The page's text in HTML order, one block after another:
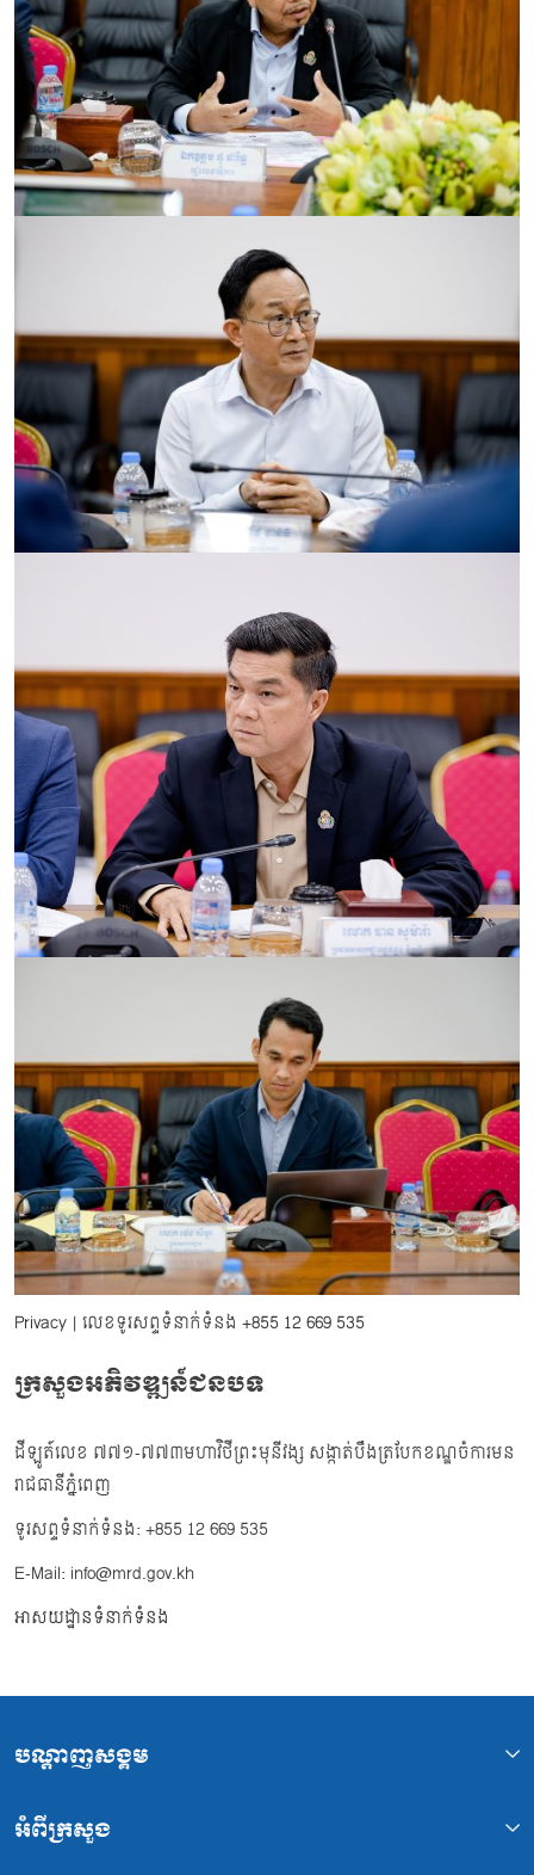
Privacy | លេខទូរសព្ទទំនាក់ទំនង +855 12 669 535
ក្រសួងអភិវឌ្ឍន៍ជនបទ
ដីឡូត៍លេខ ៧៧១-៧៧៣មហាវិថីព្រះមុនីវង្ស សង្កាត់បឹងត្របែកខណ្ឌចំការមន
រាជធានីភ្នំពេញ
ទូរសព្ទទំនាក់ទំនង: +855 12 669 535
E-Mail: info@mrd.gov.kh
អាសយដ្ឋានទំនាក់ទំនង
បណ្ដាញសង្គម
អំពីក្រសួង